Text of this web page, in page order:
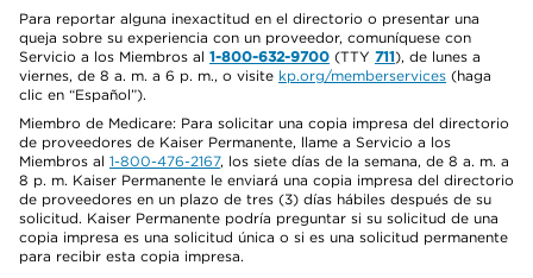
Para reportar alguna inexactitud en el directorio o presentar una
queja sobre su experiencia con un proveedor, comuníquese con
Servicio a los Miembros al 1-800-632-9700 (TTY 711), de lunes a
viernes, de 8 a. m. a 6 p. m., o visite kp.org/memberservices (haga
clic en “Español”).
Miembro de Medicare: Para solicitar una copia impresa del directorio
de proveedores de Kaiser Permanente, llame a Servicio a los
Miembros al 1-800-476-2167, los siete días de la semana, de 8 a. m. a
8 p. m. Kaiser Permanente le enviará una copia impresa del directorio
de proveedores en un plazo de tres (3) días hábiles después de su
solicitud. Kaiser Permanente podría preguntar si su solicitud de una
copia impresa es una solicitud única o si es una solicitud permanente
para recibir esta copia impresa.